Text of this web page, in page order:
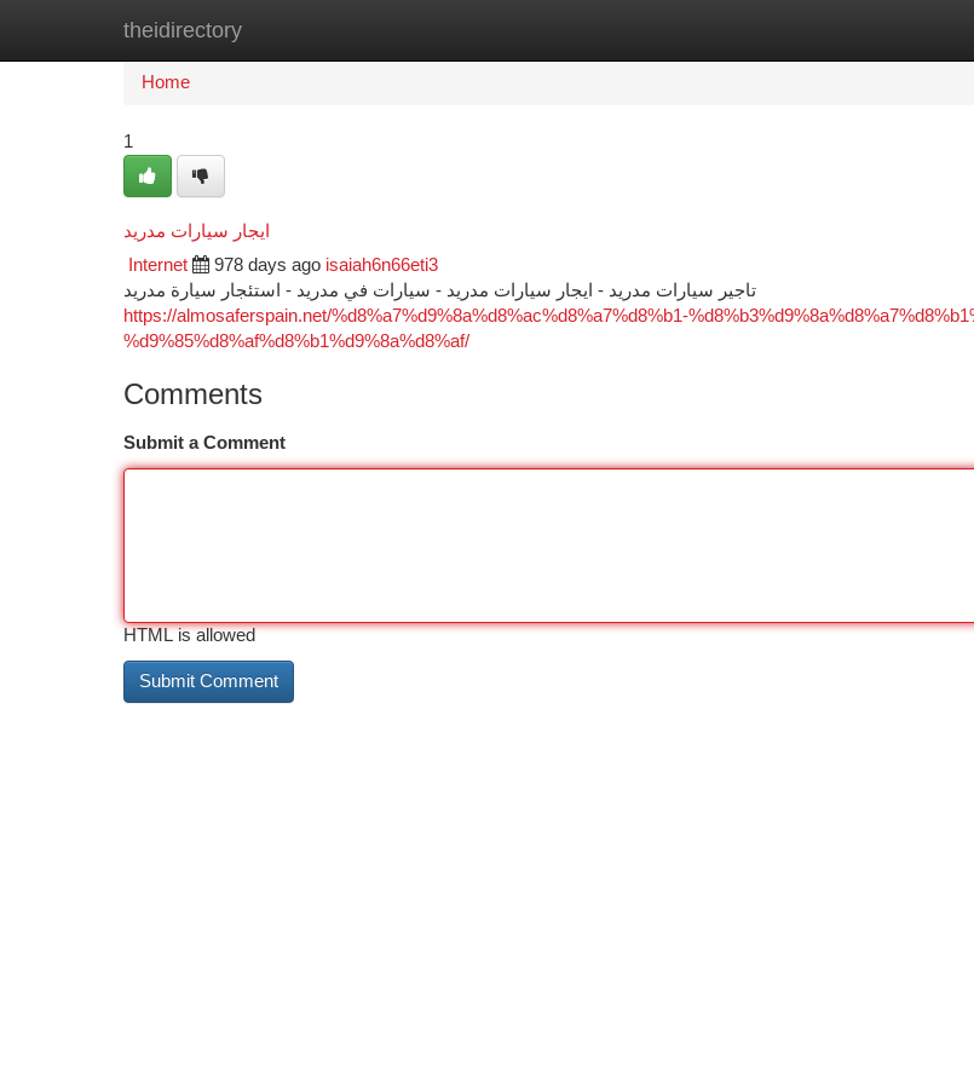
theidirectory
Home
Home
1
ايجار سيارات مدريد
Internet 978 days ago isaiah6n66eti3
تاجير سيارات مدريد - ايجار سيارات مدريد - سيارات في مدريد - استئجار سيارة مدريد
https://almosaferspain.net/%d8%a7%d9%8a%d8%ac%d8%a7%d8%b1-
%d9%85%d8%af%d8%b1%d9%8a%d8%af/
Comments
Submit a Comment
HTML is allowed